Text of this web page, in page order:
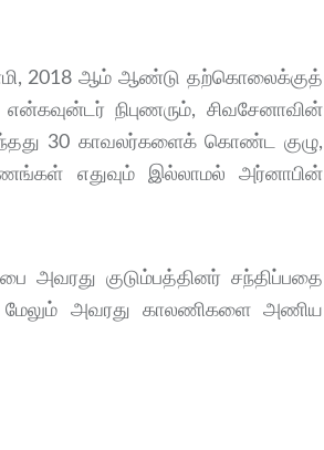
2018 ஆம் ஆண்டு தற்கொலைக்குத்
நிபுணரும், சிவசேனாவின்
30 காவலர்களைக் கொண்ட குழு,
எதுவும் இல்லாமல் அர்னாபின்
குடும்பத்தினர் சந்திப்பதை
மேலும் அவரது காலணிகளை அணிய